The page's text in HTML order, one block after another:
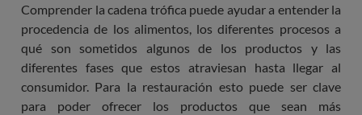
Comprender la cadena trófica puede ayudar a entender la
procedencia de los alimentos, los diferentes procesos a
qué son sometidos algunos de los productos y las
diferentes fases que estos atraviesan hasta llegar al
consumidor. Para la restauración esto puede ser clave
para poder ofrecer los productos que sean más